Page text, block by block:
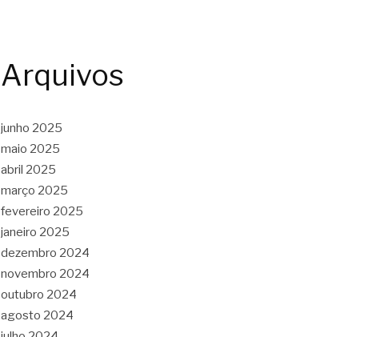
Arquivos
junho 2025
maio 2025
abril 2025
março 2025
fevereiro 2025
janeiro 2025
dezembro 2024
novembro 2024
outubro 2024
agosto 2024